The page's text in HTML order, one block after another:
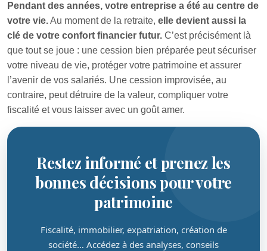
Pendant des années, votre entreprise a été au centre de
votre vie.Au moment de la retraite, elle devient aussi la
clé de votre confort financier futur. C’est précisément là
que tout se joue : une cession bien préparée peut sécuriser
votre niveau de vie, protéger votre patrimoine et assurer
l’avenir de vos salariés. Une cession improvisée, au
contraire, peut détruire de la valeur, compliquer votre
fiscalité et vous laisser avec un goût amer.
Restez informé et prenez les
bonnes décisions pour votre
patrimoine
Fiscalité, immobilier, expatriation, création de
société… Accédez à des analyses, conseils